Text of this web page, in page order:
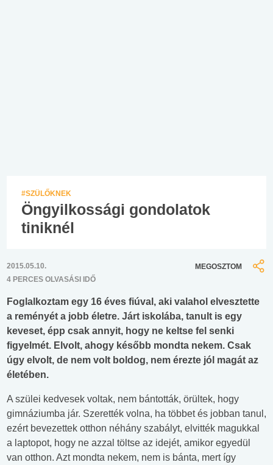
#SZÜLŐKNEK
Öngyilkossági gondolatok
tiniknél
2015.05.10.
4 PERCES OLVASÁSI IDŐ
MEGOSZTOM
Foglalkoztam egy 16 éves fiúval, aki valahol elvesztette
a reményét a jobb életre. Járt iskolába, tanult is egy
keveset, épp csak annyit, hogy ne keltse fel senki
figyelmét. Elvolt, ahogy később mondta nekem. Csak
úgy elvolt, de nem volt boldog, nem érezte jól magát az
életében.
A szülei kedvesek voltak, nem bántották, örültek, hogy
gimnáziumba jár. Szerették volna, ha többet és jobban tanul,
ezért bevezettek otthon néhány szabályt, elvitték magukkal
a laptopot, hogy ne azzal töltse az idejét, amikor egyedül
van otthon. Azt mondta nekem, nem is bánta, mert így